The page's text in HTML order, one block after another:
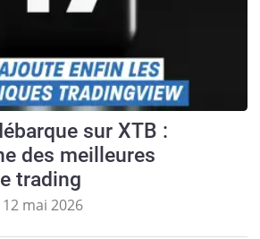
sur XTB :
des meilleures
trading
12 mai 2026